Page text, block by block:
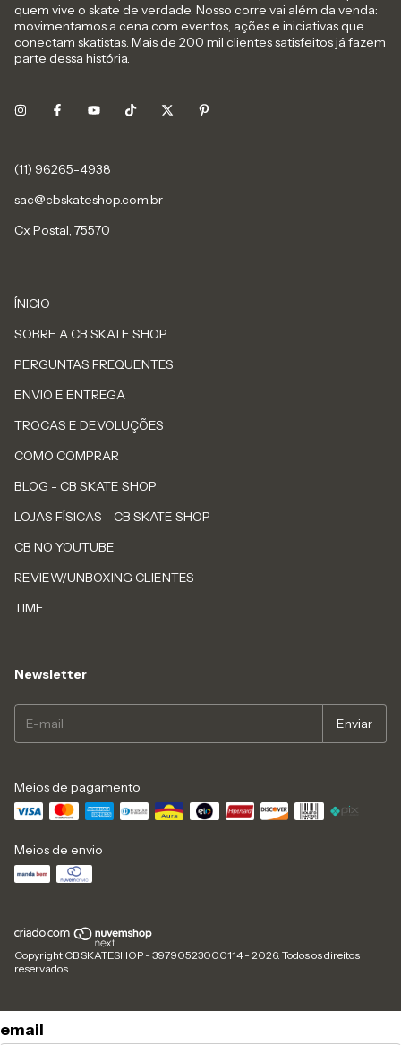
quem vive o skate de verdade. Nosso corre vai além da venda:
movimentamos a cena com eventos, ações e iniciativas que
conectam skatistas. Mais de 200 mil clientes satisfeitos já fazem
parte dessa história.
sac@cbskateshop.com.br
Cx Postal, 75570
ÍNICIO
SOBRE A CB SKATE SHOP
PERGUNTAS FREQUENTES
ENVIO E ENTREGA
TROCAS E DEVOLUÇÕES
COMO COMPRAR
BLOG - CB SKATE SHOP
LOJAS FÍSICAS - CB SKATE SHOP
CB NO YOUTUBE
REVIEW/UNBOXING CLIENTES
TIME
Newsletter
Meios de pagamento
Meios de envio
Copyright CB SKATESHOP - 39790523000114 - 2026. Todos os direitos
reservados.
email